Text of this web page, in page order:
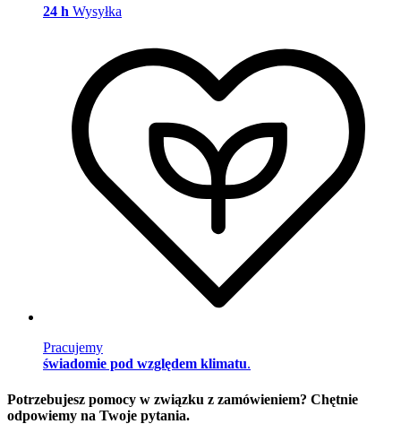
24 h Wysyłka
Pracujemy
świadomie pod względem klimatu.
Potrzebujesz pomocy w związku z zamówieniem? Chętnie
odpowiemy na Twoje pytania.